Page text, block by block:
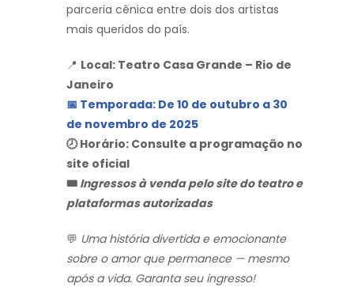
parceria cênica entre dois dos artistas
mais queridos do país.
📍 Local: Teatro Casa Grande – Rio de
Janeiro
📅 Temporada: De 10 de outubro a 30
de novembro de 2025
🕗 Horário: Consulte a programação no
site oficial
🎟️ Ingressos à venda pelo site do teatro e
plataformas autorizadas
💬 Uma história divertida e emocionante
sobre o amor que permanece — mesmo
após a vida. Garanta seu ingresso!